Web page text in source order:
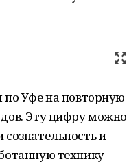
Уфе на повторную
Эту цифру можно
и
технику